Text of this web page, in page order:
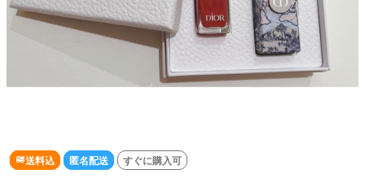
送料込 匿名配送 すぐに購入可